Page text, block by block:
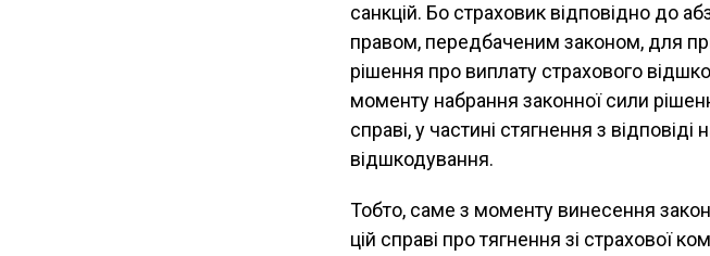
санкцій. Бо страховик відповідно до
правом, передбаченим законом, для
рішення про виплату страхового
моменту набрання законної сили
справі, у частині стягнення з
відшкодування.
Тобто, саме з моменту винесення
цій справі про тягнення зі страхової